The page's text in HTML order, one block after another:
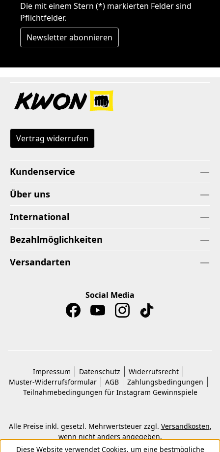
Die mit einem Stern (*) markierten Felder sind
Pflichtfelder.
Newsletter abonnieren
Vertrag widerrufen
Kundenservice
Über uns
International
Bezahlmöglichkeiten
Versandarten
Social Media
Impressum Datenschutz
Widerrufsrecht
Muster-Widerrufsformular
AGB
Zahlungsbedingungen
Teilnahmebedingungen für Instagram Gewinnspiele
Alle Preise inkl. gesetzl. Mehrwertsteuer zzgl. Versandkosten,
wenn nicht anders angegeben.
© 2026 Copyright © Kwon KG. Alle Rechte vorbehalten.
Diese Website verwendet Cookies, um eine bestmögliche